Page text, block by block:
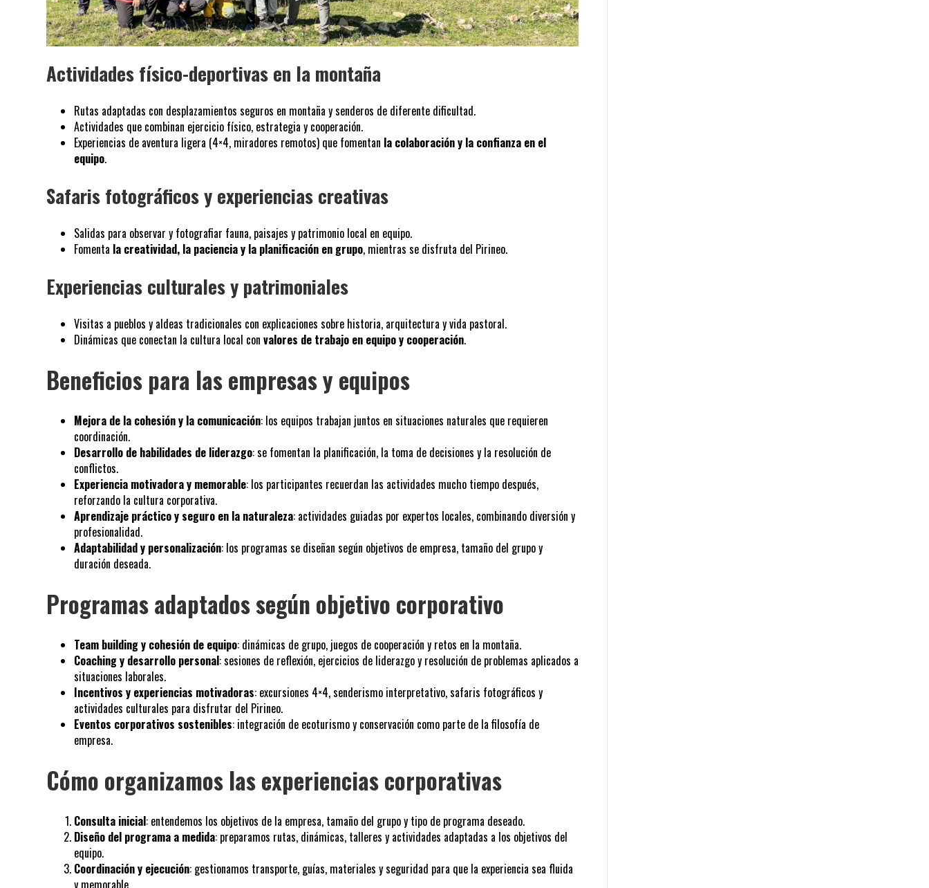
Actividades físico-deportivas en la montaña
Rutas adaptadas con desplazamientos seguros en montaña y senderos de diferente dificultad.
Actividades que combinan ejercicio físico, estrategia y cooperación.
Experiencias de aventura ligera (4×4, miradores remotos) que fomentan la colaboración y la confianza en el
equipo.
Safaris fotográficos y experiencias creativas
Salidas para observar y fotografiar fauna, paisajes y patrimonio local en equipo.
Fomenta la creatividad, la paciencia y la planificación en grupo, mientras se disfruta del Pirineo.
Experiencias culturales y patrimoniales
Visitas a pueblos y aldeas tradicionales con explicaciones sobre historia, arquitectura y vida pastoral.
Dinámicas que conectan la cultura local convalores de trabajo en equipo y cooperación.
Beneficios para las empresas y equipos
Mejora de la cohesión y la comunicación: los equipos trabajan juntos en situaciones naturales que requieren
coordinación.
Desarrollo de habilidades de liderazgo: se fomentan la planificación, la toma de decisiones y la resolución de
conflictos.
Experiencia motivadora y memorable: los participantes recuerdan las actividades mucho tiempo después,
reforzando la cultura corporativa.
Aprendizaje práctico y seguro en la naturaleza: actividades guiadas por expertos locales, combinando diversión y
profesionalidad.
Adaptabilidad y personalización: los programas se diseñan según objetivos de empresa, tamaño del grupo y
duración deseada.
Programas adaptados según objetivo corporativo
Team building y cohesión de equipo: dinámicas de grupo, juegos de cooperación y retos en la montaña.
Coaching y desarrollo personal: sesiones de reflexión, ejercicios de liderazgo y resolución de problemas aplicados a
situaciones laborales.
Incentivos y experiencias motivadoras: excursiones 4×4, senderismo interpretativo, safaris fotográficos y
actividades culturales para disfrutar del Pirineo.
Eventos corporativos sostenibles: integración de ecoturismo y conservación como parte de la filosofía de
empresa.
Cómo organizamos las experiencias corporativas
Consulta inicial: entendemos los objetivos de la empresa, tamaño del grupo y tipo de programa deseado.
Diseño del programa a medida: preparamos rutas, dinámicas, talleres y actividades adaptadas a los objetivos del
equipo.
Coordinación y ejecución: gestionamos transporte, guías, materiales y seguridad para que la experiencia sea fluida
y memorable.